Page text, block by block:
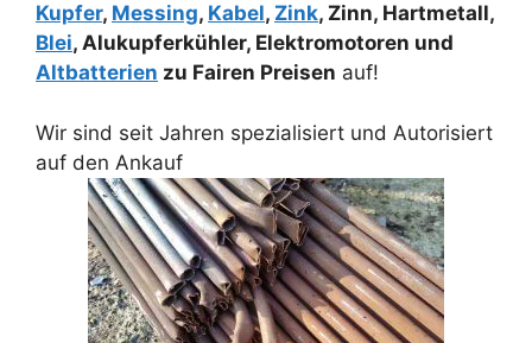
Kupfer, Messing, Kabel, Zink, Zinn, Hartmetall,
Blei, Alukupferkühler, Elektromotoren und
Altbatterien zu Fairen Preisen auf!
Wir sind seit Jahren spezialisiert und Autorisiert
auf den Ankauf